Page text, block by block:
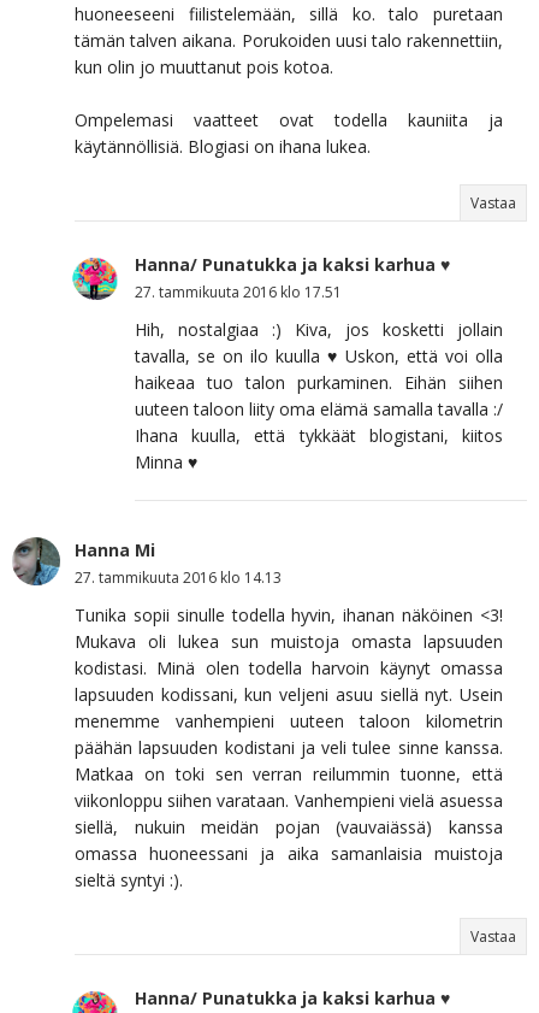
huoneeseeni fiilistelemään, sillä ko. talo puretaan
tämän talven aikana. Porukoiden uusi talo rakennettiin,
kun olin jo muuttanut pois kotoa.
Ompelemasi vaatteet ovat todella kauniita ja
käytännöllisiä. Blogiasi on ihana lukea.
Vastaa
Hanna/ Punatukka ja kaksi karhua ♥
27. tammikuuta 2016 klo 17.51
Hih, nostalgiaa :) Kiva, jos kosketti jollain
tavalla, se on ilo kuulla ♥ Uskon, että voi olla
haikeaa tuo talon purkaminen. Eihän siihen
uuteen taloon liity oma elämä samalla tavalla :/
Ihana kuulla, että tykkäät blogistani, kiitos
Minna ♥
Hanna Mi
27. tammikuuta 2016 klo 14.13
Tunika sopii sinulle todella hyvin, ihanan näköinen <3!
Mukava oli lukea sun muistoja omasta lapsuuden
kodistasi. Minä olen todella harvoin käynyt omassa
lapsuuden kodissani, kun veljeni asuu siellä nyt. Usein
menemme vanhempieni uuteen taloon kilometrin
päähän lapsuuden kodistani ja veli tulee sinne kanssa.
Matkaa on toki sen verran reilummin tuonne, että
viikonloppu siihen varataan. Vanhempieni vielä asuessa
siellä, nukuin meidän pojan (vauvaiässä) kanssa
omassa huoneessani ja aika samanlaisia muistoja
sieltä syntyi :).
Vastaa
Hanna/ Punatukka ja kaksi karhua ♥